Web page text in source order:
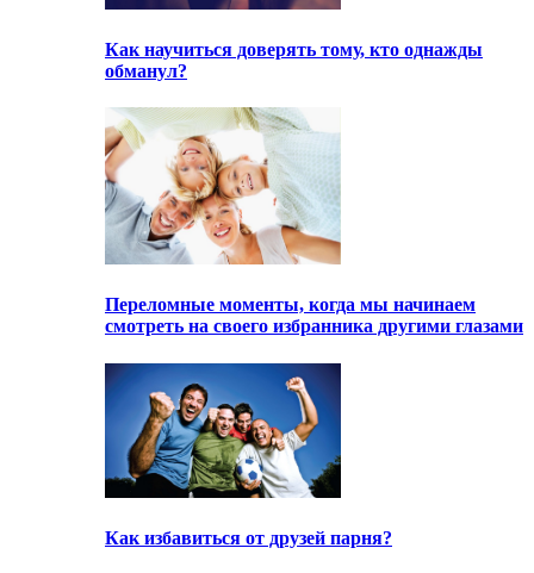
Как научиться доверять тому, кто однажды
обманул?
Переломные моменты, когда мы начинаем
смотреть на своего избранника другими глазами
Как избавиться от друзей парня?